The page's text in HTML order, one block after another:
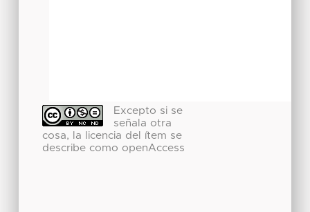
Excepto si se
señala otra
cosa, la licencia del ítem se
describe como openAccess